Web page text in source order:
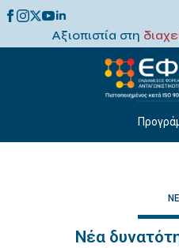
Αξιοπιστία στη
Νέα